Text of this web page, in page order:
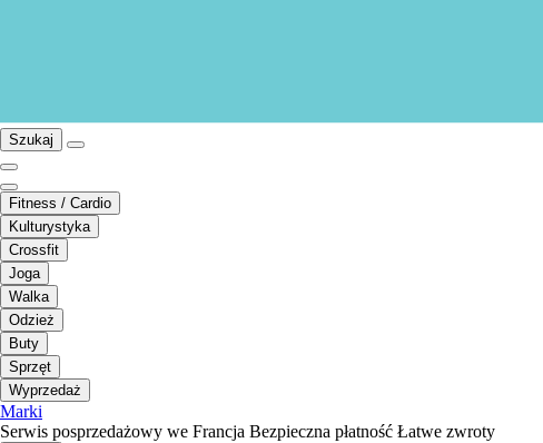
Szukaj
Fitness / Cardio
Kulturystyka
Crossfit
Joga
Walka
Odzież
Buty
Sprzęt
Wyprzedaż
Marki
Serwis posprzedażowy we Francja Bezpieczna płatność Łatwe zwroty